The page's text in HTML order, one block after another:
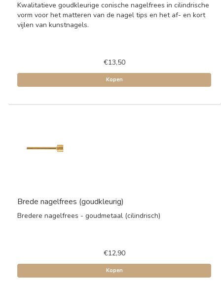
Kwalitatieve goudkleurige conische nagelfrees in cilindrische
vorm voor het matteren van de nagel tips en het af- en kort
vijlen van kunstnagels.
€13,50
Kopen
Brede nagelfrees (goudkleurig)
Bredere nagelfrees - goudmetaal (cilindrisch)
€12,90
Kopen